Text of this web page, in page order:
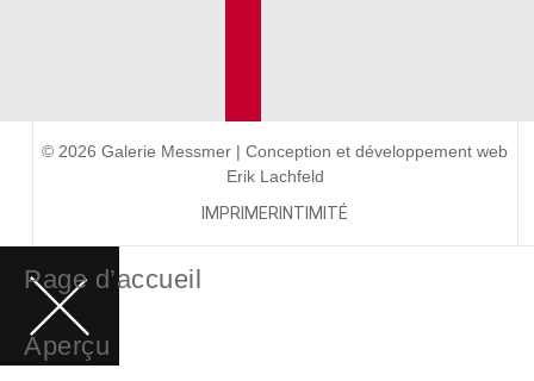
© 2026 Galerie Messmer | Conception et développement web
Erik Lachfeld
IMPRIMER INTIMITÉ
Page d’accueil
Aperçu